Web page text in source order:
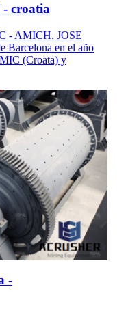
croatia
- AMICH. JOSE
Barcelona en el año
(Croata) y
-